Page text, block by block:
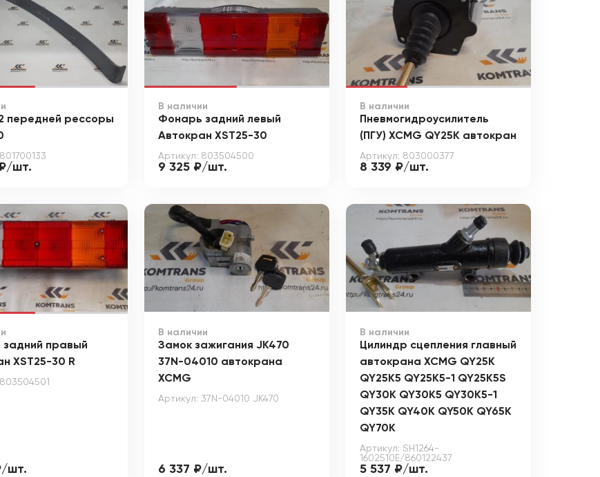
передней рессоры
шт.
В наличии
Фонарь задний левый
Автокран XST25-30
Артикул: 803504500
9 325 ₽/шт.
В наличии
Пневмогидроусилитель
(ПГУ) XCMG QY25K автокран
Артикул: 803000377
8 339 ₽/шт.
правый
XST25-30 R
шт.
В наличии
Замок зажигания JK470
37N-04010 автокрана
XCMG
Артикул: 37N-04010 JK470
6 337 ₽/шт.
В наличии
Цилиндр сцепления главный
автокрана XCMG QY25K
QY25K5 QY25K5-1 QY25K5S
QY30K QY30K5 QY30K5-1
QY35K QY40K QY50K QY65K
QY70K
Артикул: SH1264-
1602510E/860122437
5 537 ₽/шт.